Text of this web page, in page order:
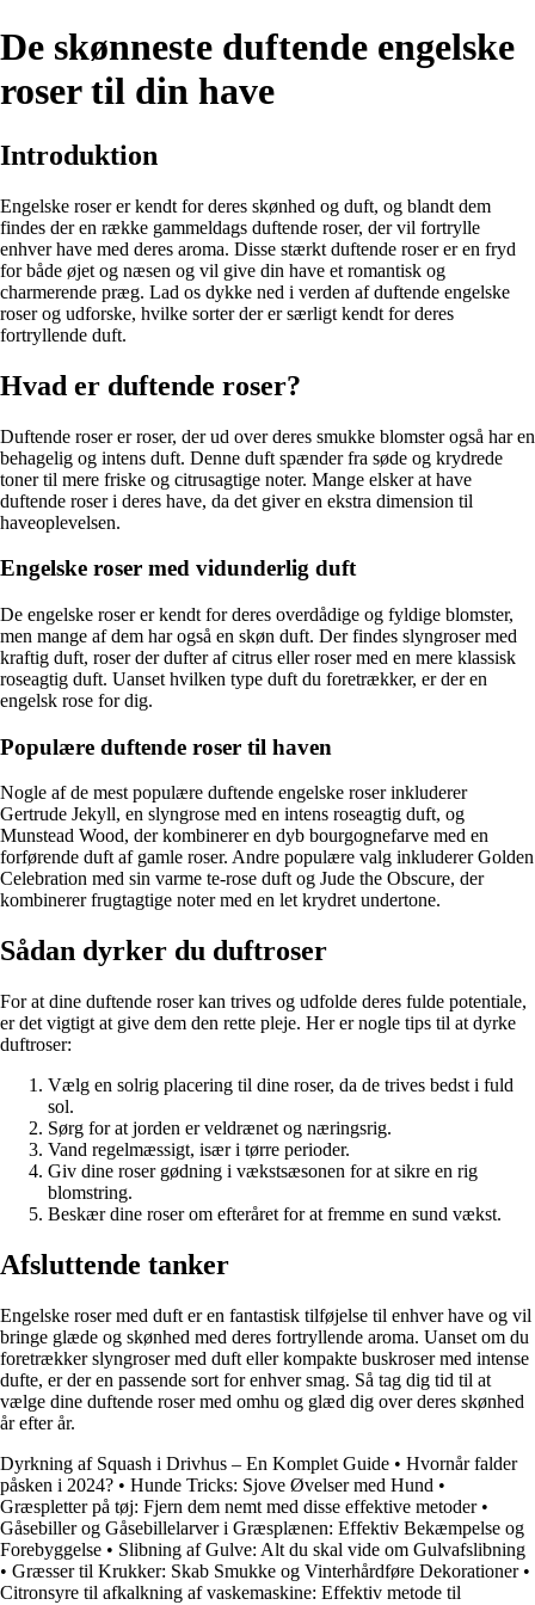
De skønneste duftende engelske
roser til din have
Introduktion
Engelske roser er kendt for deres skønhed og duft, og blandt dem
findes der en række gammeldags duftende roser, der vil fortrylle
enhver have med deres aroma. Disse stærkt duftende roser er en fryd
for både øjet og næsen og vil give din have et romantisk og
charmerende præg. Lad os dykke ned i verden af duftende engelske
roser og udforske, hvilke sorter der er særligt kendt for deres
fortryllende duft.
Hvad er duftende roser?
Duftende roser er roser, der ud over deres smukke blomster også har en
behagelig og intens duft. Denne duft spænder fra søde og krydrede
toner til mere friske og citrusagtige noter. Mange elsker at have
duftende roser i deres have, da det giver en ekstra dimension til
haveoplevelsen.
Engelske roser med vidunderlig duft
De engelske roser er kendt for deres overdådige og fyldige blomster,
men mange af dem har også en skøn duft. Der findes slyngroser med
kraftig duft, roser der dufter af citrus eller roser med en mere klassisk
roseagtig duft. Uanset hvilken type duft du foretrækker, er der en
engelsk rose for dig.
Populære duftende roser til haven
Nogle af de mest populære duftende engelske roser inkluderer
Gertrude Jekyll, en slyngrose med en intens roseagtig duft, og
Munstead Wood, der kombinerer en dyb bourgognefarve med en
forførende duft af gamle roser. Andre populære valg inkluderer Golden
Celebration med sin varme te-rose duft og Jude the Obscure, der
kombinerer frugtagtige noter med en let krydret undertone.
Sådan dyrker du duftroser
For at dine duftende roser kan trives og udfolde deres fulde potentiale,
er det vigtigt at give dem den rette pleje. Her er nogle tips til at dyrke
duftroser:
Vælg en solrig placering til dine roser, da de trives bedst i fuld
sol.
Sørg for at jorden er veldrænet og næringsrig.
Vand regelmæssigt, især i tørre perioder.
Giv dine roser gødning i vækstsæsonen for at sikre en rig
blomstring.
Beskær dine roser om efteråret for at fremme en sund vækst.
Afsluttende tanker
Engelske roser med duft er en fantastisk tilføjelse til enhver have og vil
bringe glæde og skønhed med deres fortryllende aroma. Uanset om du
foretrækker slyngroser med duft eller kompakte buskroser med intense
dufte, er der en passende sort for enhver smag. Så tag dig tid til at
vælge dine duftende roser med omhu og glæd dig over deres skønhed
år efter år.
Dyrkning af Squash i Drivhus – En Komplet Guide • Hvornår falder
påsken i 2024? • Hunde Tricks: Sjove Øvelser med Hund •
Græspletter på tøj: Fjern dem nemt med disse effektive metoder•
Gåsebiller og Gåsebillelarver i Græsplænen: Effektiv Bekæmpelse og
Forebyggelse • Slibning af Gulve: Alt du skal vide om Gulvafslibning
• Græsser til Krukker: Skab Smukke og Vinterhårdføre Dekorationer•
Citronsyre til afkalkning af vaskemaskine: Effektiv metode til